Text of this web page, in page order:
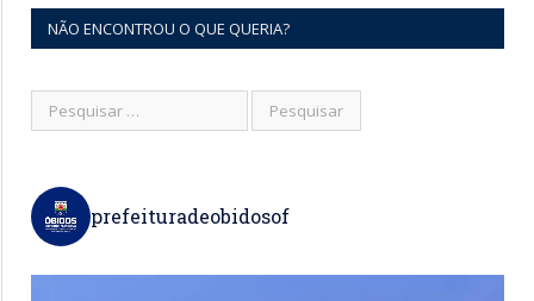
NÃO ENCONTROU O QUE QUERIA?
prefeituradeobidosof